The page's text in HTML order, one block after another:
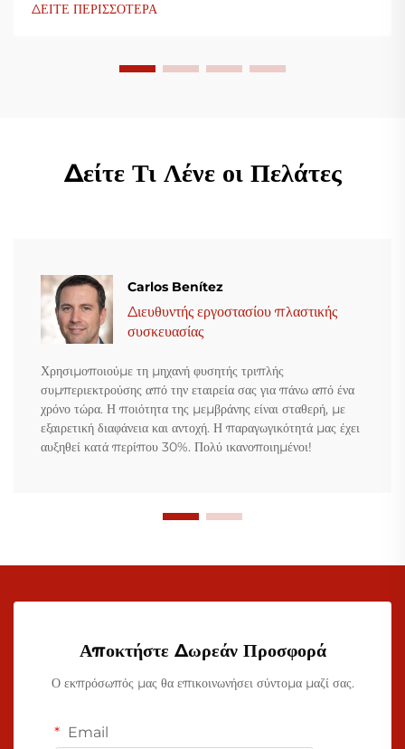
ΔΕΙΤΕ ΠΕΡΙΣΣΟΤΕΡΑ
Δείτε Τι Λένε οι Πελάτες
Carlos Benítez
Διευθυντής εργοστασίου πλαστικής
συσκευασίας
Χρησιμοποιούμε τη μηχανή φυσητής τριπλής
συμπεριεκτρούσης από την εταιρεία σας για πάνω από ένα
χρόνο τώρα. Η ποιότητα της μεμβράνης είναι σταθερή, με
εξαιρετική διαφάνεια και αντοχή. Η παραγωγικότητά μας έχει
αυξηθεί κατά περίπου 30%. Πολύ ικανοποιημένοι!
Αποκτήστε Δωρεάν Προσφορά
Ο εκπρόσωπός μας θα επικοινωνήσει σύντομα μαζί σας.
Email